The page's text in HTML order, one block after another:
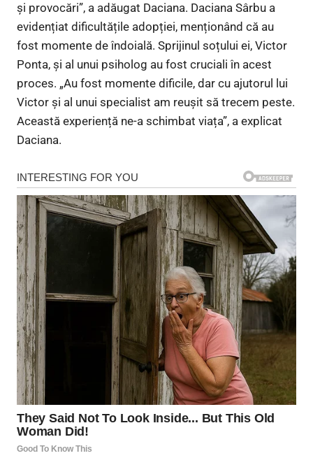
și provocări”, a adăugat Daciana. Daciana Sârbu a
evidențiat dificultățile adopției, menționând că au
fost momente de îndoială. Sprijinul soțului ei, Victor
Ponta, și al unui psiholog au fost cruciali în acest
proces. „Au fost momente dificile, dar cu ajutorul lui
Victor și al unui specialist am reușit să trecem peste.
Această experiență ne-a schimbat viața”, a explicat
Daciana.